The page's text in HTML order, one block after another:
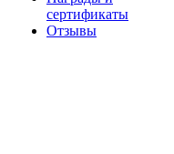
сертификаты
Отзывы